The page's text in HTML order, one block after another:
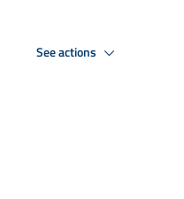
See actions